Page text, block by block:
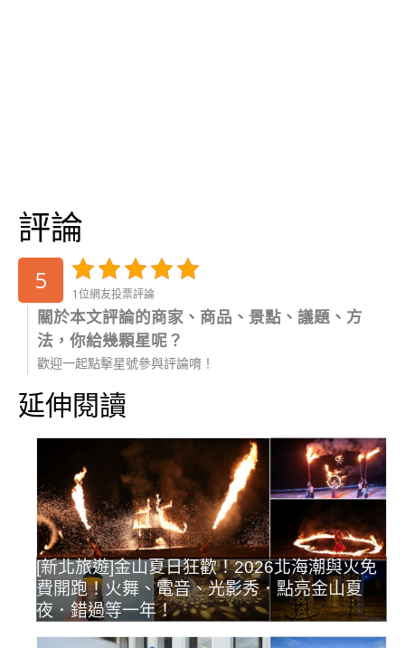
評論
5 1位網友投票評論
關於本文評論的商家、商品、景點、議題、方
法，你給幾顆星呢？
歡迎一起點擊星號參與評論唷！
延伸閱讀
[新北旅遊]金山夏日狂歡！2026北海潮與火免
費開跑！火舞、電音、光影秀．點亮金山夏
夜．錯過等一年！